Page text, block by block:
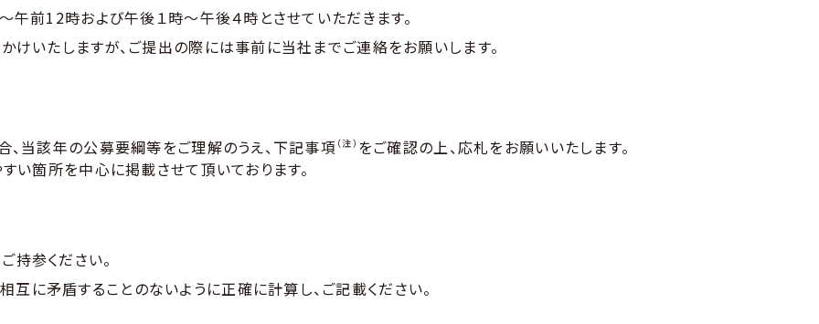
前12時および午後１時～午後４時とさせていただきます。
いたしますが、ご提出の際には事前に当社までご連絡をお願いします。
当該年の公募要綱等をご理解のうえ、下記事項 （注） をご確認の上、応札をお願いいたします。
い箇所を中心に掲載させて頂いております。
持参ください。
に矛盾することのないように正確に計算し、ご記載ください。